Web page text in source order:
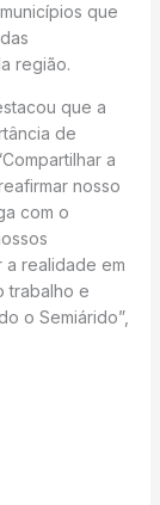
que
região.
que a
de
a
nosso
com o
a realidade em
trabalho e
o Semiárido”,